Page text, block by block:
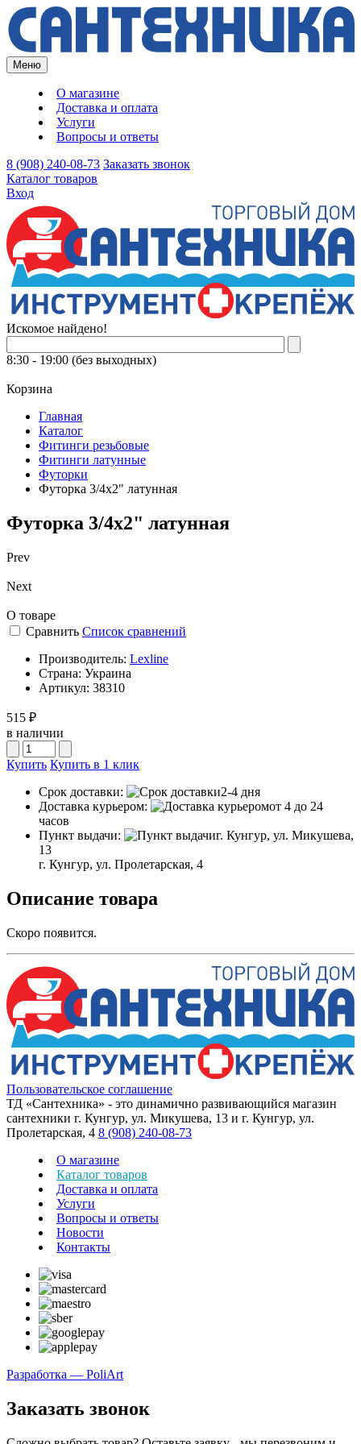
Меню
О магазине
Доставка и оплата
Услуги
Вопросы и ответы
8 (908) 240-08-73 Заказать звонок
Каталог товаров
Вход
Искомое найдено!
8:30 - 19:00 (без выходных)
Корзина
Главная
Каталог
Фитинги резьбовые
Фитинги латунные
Футорки
Футорка 3/4х2" латунная
Футорка 3/4х2" латунная
Prev
Next
О товаре
Сравнить Список сравнений
Производитель: Lexline
Страна: Украина
Артикул: 38310
515 ₽
в наличии
Купить Купить в 1 клик
Срок доставки:
2-4 дня
Доставка курьером:
от 4 до 24
часов
Пункт выдачи:
г. Кунгур, ул. Микушева,
13
г. Кунгур, ул. Пролетарская, 4
Описание товара
Скоро появится.
Пользовательское соглашение
ТД «Сантехника» - это динамично развивающийся магазин
сантехники г. Кунгур, ул. Микушева, 13 и г. Кунгур, ул.
Пролетарская, 4 8 (908) 240-08-73
О магазине
Каталог товаров
Доставка и оплата
Услуги
Вопросы и ответы
Новости
Контакты
Разработка — PoliArt
Заказать звонок